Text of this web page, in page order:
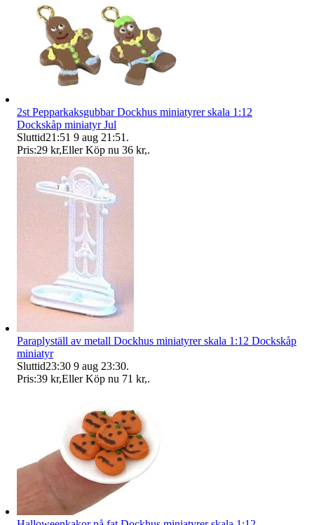
2st Pepparkaksgubbar Dockhus miniatyrer skala 1:12
Dockskåp miniatyr Jul
Sluttid21:51 9 aug 21:51 .
Pris:29 kr,Eller Köp nu 36 kr,.
Paraplyställ av metall Dockhus miniatyrer skala 1:12 Dockskåp
miniatyr
Sluttid23:30 9 aug 23:30.
Pris:39 kr,Eller Köp nu 71 kr,.